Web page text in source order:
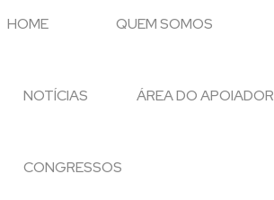
HOME QUEM SOMOS
NOTÍCIAS ÁREA DO APOIADOR
CONGRESSOS